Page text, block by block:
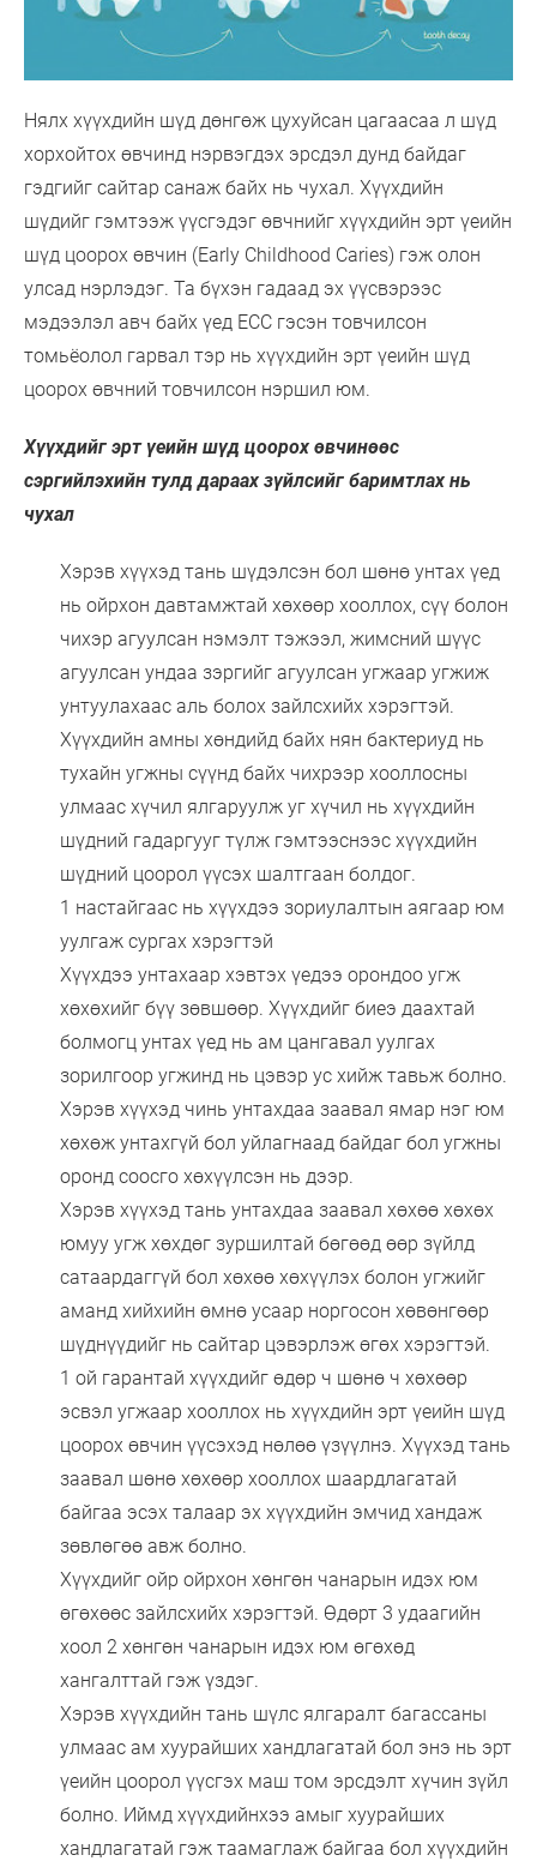
Нялх хүүхдийн шүд дөнгөж цухуйсан цагаасаа л шүд
хорхойтох өвчинд нэрвэгдэх эрсдэл дунд байдаг
гэдгийг сайтар санаж байх нь чухал. Хүүхдийн
шүдийг гэмтээж үүсгэдэг өвчнийг хүүхдийн эрт үеийн
шүд цоорох өвчин (Early Childhood Caries) гэж олон
улсад нэрлэдэг. Та бүхэн гадаад эх үүсвэрээс
мэдээлэл авч байх үед ECC гэсэн товчилсон
томьёолол гарвал тэр нь хүүхдийн эрт үеийн шүд
цоорох өвчний товчилсон нэршил юм.
Хүүхдийг эрт үеийн шүд цоорох өвчинөөс
сэргийлэхийн тулд дараах зүйлсийг баримтлах нь
чухал
Хэрэв хүүхэд тань шүдэлсэн бол шөнө унтах үед
нь ойрхон давтамжтай хөхөөр хооллох, сүү болон
чихэр агуулсан нэмэлт тэжээл, жимсний шүүс
агуулсан ундаа зэргийг агуулсан угжаар угжиж
унтуулахаас аль болох зайлсхийх хэрэгтэй.
Хүүхдийн амны хөндийд байх нян бактериуд нь
тухайн угжны сүүнд байх чихрээр хооллосны
улмаас хүчил ялгаруулж уг хүчил нь хүүхдийн
шүдний гадаргууг түлж гэмтээснээс хүүхдийн
шүдний цоорол үүсэх шалтгаан болдог.
1 настайгаас нь хүүхдээ зориулалтын аягаар юм
уулгаж сургах хэрэгтэй
Хүүхдээ унтахаар хэвтэх үедээ орондоо угж
хөхөхийг бүү зөвшөөр. Хүүхдийг биеэ даахтай
болмогц унтах үед нь ам цангавал уулгах
зорилгоор угжинд нь цэвэр ус хийж тавьж болно.
Хэрэв хүүхэд чинь унтахдаа заавал ямар нэг юм
хөхөж унтахгүй бол уйлагнаад байдаг бол угжны
оронд соосго хөхүүлсэн нь дээр.
Хэрэв хүүхэд тань унтахдаа заавал хөхөө хөхөх
юмуу угж хөхдөг зуршилтай бөгөөд өөр зүйлд
сатаардаггүй бол хөхөө хөхүүлэх болон угжийг
аманд хийхийн өмнө усаар норгосон хөвөнгөөр
шүднүүдийг нь сайтар цэвэрлэж өгөх хэрэгтэй.
1 ой гарантай хүүхдийг өдөр ч шөнө ч хөхөөр
эсвэл угжаар хооллох нь хүүхдийн эрт үеийн шүд
цоорох өвчин үүсэхэд нөлөө үзүүлнэ. Хүүхэд тань
заавал шөнө хөхөөр хооллох шаардлагатай
байгаа эсэх талаар эх хүүхдийн эмчид хандаж
зөвлөгөө авж болно.
Хүүхдийг ойр ойрхон хөнгөн чанарын идэх юм
өгөхөөс зайлсхийх хэрэгтэй. Өдөрт 3 удаагийн
хоол 2 хөнгөн чанарын идэх юм өгөхөд
хангалттай гэж үздэг.
Хэрэв хүүхдийн тань шүлс ялгаралт багассаны
улмаас ам хуурайших хандлагатай бол энэ нь эрт
үеийн цоорол үүсгэх маш том эрсдэлт хүчин зүйл
болно. Иймд хүүхдийнхээ амыг хуурайших
хандлагатай гэж таамаглаж байгаа бол хүүхдийн